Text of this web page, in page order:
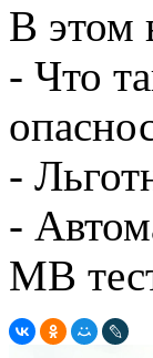
В этом
- Что
-
-
MB